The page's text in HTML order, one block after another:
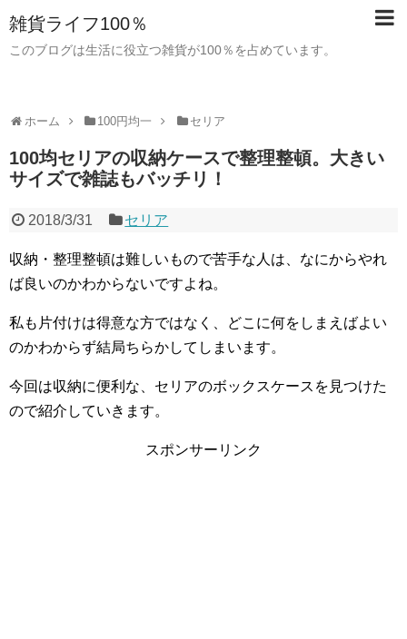
雑貨ライフ100％
このブログは生活に役立つ雑貨が100％を占めています。
ホーム 100円均一 セリア
100均セリアの収納ケースで整理整頓。大きい
サイズで雑誌もバッチリ！
2018/3/31 セリア
収納・整理整頓は難しいもので苦手な人は、なにからやれ
ば良いのかわからないですよね。
私も片付けは得意な方ではなく、どこに何をしまえばよい
のかわからず結局ちらかしてしまいます。
今回は収納に便利な、セリアのボックスケースを見つけた
ので紹介していきます。
スポンサーリンク